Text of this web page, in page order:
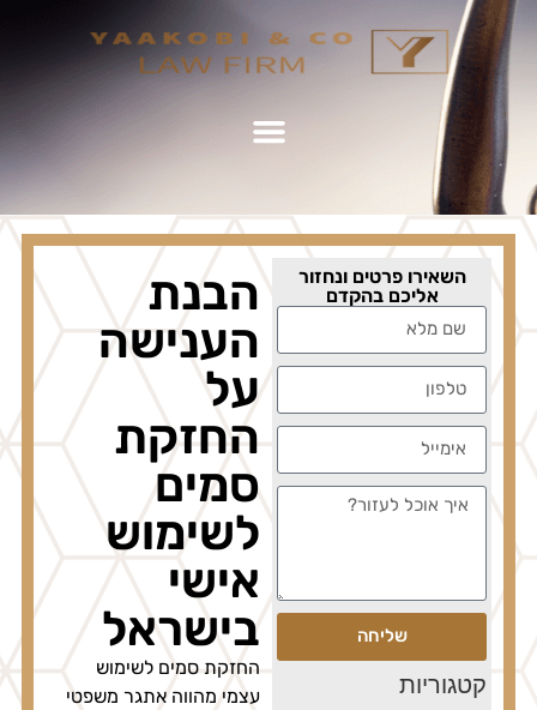
השאירו פרטים ונחזור
אליכם בהקדם
שליחה
קטגוריות
הבנת
הענישה
על
החזקת
סמים
לשימוש
אישי
בישראל
החזקת סמים לשימוש
עצמי מהווה אתגר משפטי